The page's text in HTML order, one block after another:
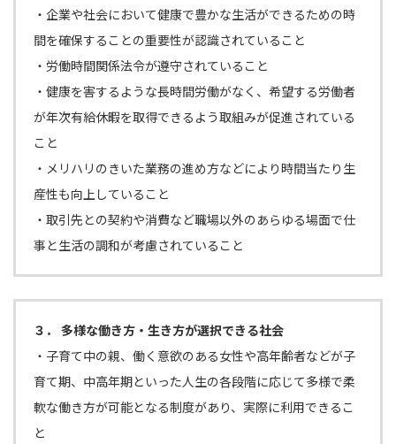
・企業や社会において健康で豊かな生活ができるための時
間を確保することの重要性が認識されていること
・労働時間関係法令が遵守されていること
・健康を害するような長時間労働がなく、希望する労働者
が年次有給休暇を取得できるよう取組みが促進されている
こと
・メリハリのきいた業務の進め方などにより時間当たり生
産性も向上していること
・取引先との契約や消費など職場以外のあらゆる場面で仕
事と生活の調和が考慮されていること
３． 多様な働き方・生き方が選択できる社会
・子育て中の親、働く意欲のある女性や高年齢者などが子
育て期、中高年期といった人生の各段階に応じて多様で柔
軟な働き方が可能となる制度があり、実際に利用できるこ
と